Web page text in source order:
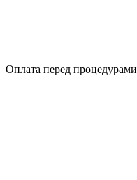
Оплата перед процедурами